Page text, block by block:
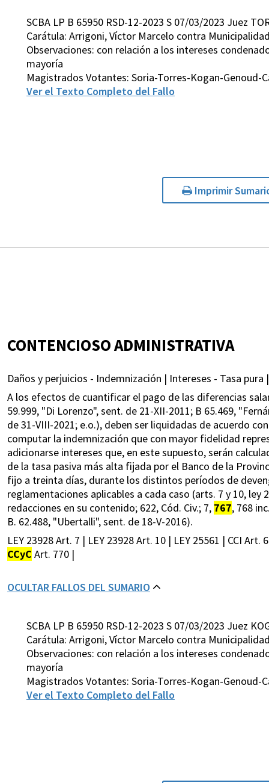
SCBA LP B 65950 RSD-12-2023 S 07/03/2023 Juez
Carátula: Arrigoni, Víctor Marcelo contra
Observaciones: con relación a los intereses
mayoría
Magistrados Votantes: Soria-Torres-Kogan-Genoud-
Ver el Texto Completo del Fallo
Imprimir
CONTENCIOSO ADMINISTRATIVA
Daños y perjuicios - Indemnización | Intereses - Tasa pura
A los efectos de cuantificar el pago de las diferencias
59.999, "Di Lorenzo", sent. de 21-XII-2011; B 65.469,
de 31-VIII-2021; e.o.), deben ser liquidadas de acuerdo
computar la indemnización que con mayor fidelidad
adicionarse intereses que, en este supuesto, serán
de la tasa pasiva más alta fijada por el Banco de la
fijo a treinta días, durante los distintos períodos de
reglamentaciones aplicables a cada caso (arts. 7 y 10,
redacciones en su contenido; 622, Cód. Civ.; 7, 767, 768
B. 62.488, "Ubertalli", sent. de 18-V-2016).
LEY 23928 Art. 7 | LEY 23928 Art. 10 | LEY 25561 | CCI Art.
CCyC Art. 770 |
OCULTAR FALLOS DEL SUMARIO
SCBA LP B 65950 RSD-12-2023 S 07/03/2023 Juez
Carátula: Arrigoni, Víctor Marcelo contra
Observaciones: con relación a los intereses
mayoría
Magistrados Votantes: Soria-Torres-Kogan-Genoud-
Ver el Texto Completo del Fallo